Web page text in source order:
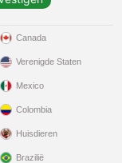
Canada
Verenigde Staten
Mexico
Colombia
Huisdieren
Brazilië